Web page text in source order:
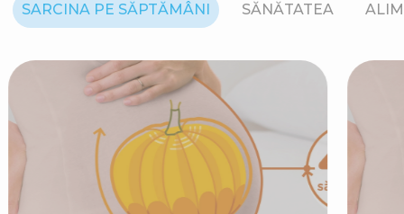
SARCINA PE SĂPTĂMÂNI SĂNĂTATEA